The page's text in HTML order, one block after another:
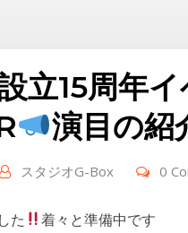
立15周年
演目の紹
スタジオG-Box 0
た
着々と準備中です